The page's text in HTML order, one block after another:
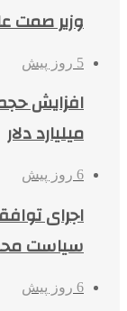
وزیر صمت
5 روز پیش
میلیارد دلار
6 روز پیش
اجرای
سیاست
6 روز پیش